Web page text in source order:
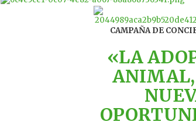
CAMPAÑA DE
«LA